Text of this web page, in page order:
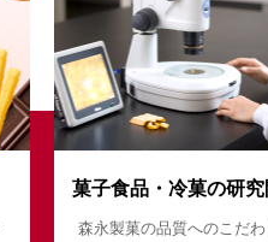
菓子食品・冷菓の研
森永製菓の品質へのこだわ